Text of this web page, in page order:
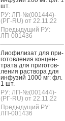
шт.
РУ: ЛП-№(001444)-
(РГ-RU) от 22.11.22
Предыдущий РУ:
ЛП-001436
Ли­офи­лизат для при­
готов­ле­ния кон­цен­
тра­та для при­готов­
ле­ния рас­тво­ра для
ин­фу­зий 1000 мг: фл.
1 шт.
РУ: ЛП-№(001444)-
(РГ-RU) от 22.11.22
Предыдущий РУ:
ЛП-001436